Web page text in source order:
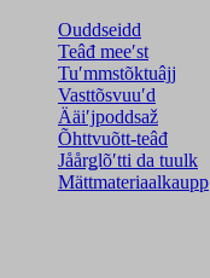
Ouddseidd
Teâđ meeʹst
Tuʹmmstõktuâjj
Vasttõsvuuʹd
Ääiʹjpoddsaž
Õhttvuõtt-teâđ
Jåårǥlõʹtti da tuulk
Mättmateriaalkaupp